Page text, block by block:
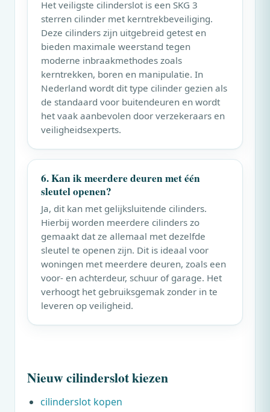
Het veiligste cilinderslot is een SKG 3
sterren cilinder met kerntrekbeveiliging.
Deze cilinders zijn uitgebreid getest en
bieden maximale weerstand tegen
moderne inbraakmethodes zoals
kerntrekken, boren en manipulatie. In
Nederland wordt dit type cilinder gezien als
de standaard voor buitendeuren en wordt
het vaak aanbevolen door verzekeraars en
veiligheidsexperts.
6. Kan ik meerdere deuren met één
sleutel openen?
Ja, dit kan met gelijksluitende cilinders.
Hierbij worden meerdere cilinders zo
gemaakt dat ze allemaal met dezelfde
sleutel te openen zijn. Dit is ideaal voor
woningen met meerdere deuren, zoals een
voor- en achterdeur, schuur of garage. Het
verhoogt het gebruiksgemak zonder in te
leveren op veiligheid.
Nieuw cilinderslot kiezen
cilinderslot kopen